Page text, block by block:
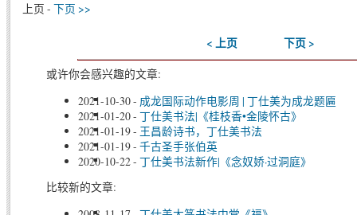
上页 - 下页 >>
< 上页 下页 >
或许你会感兴趣的文章:
2021-10-30- 成龙国际动作电影周 | 丁仕美为成龙题匾
2021-01-20- 丁仕美书法|《桂枝香•金陵怀古》
2021-01-19- 王昌龄诗书，丁仕美书法
2021-01-19- 千古圣手张伯英
2020-10-22- 丁仕美书法新作|《念奴娇·过洞庭》
比较新的文章: